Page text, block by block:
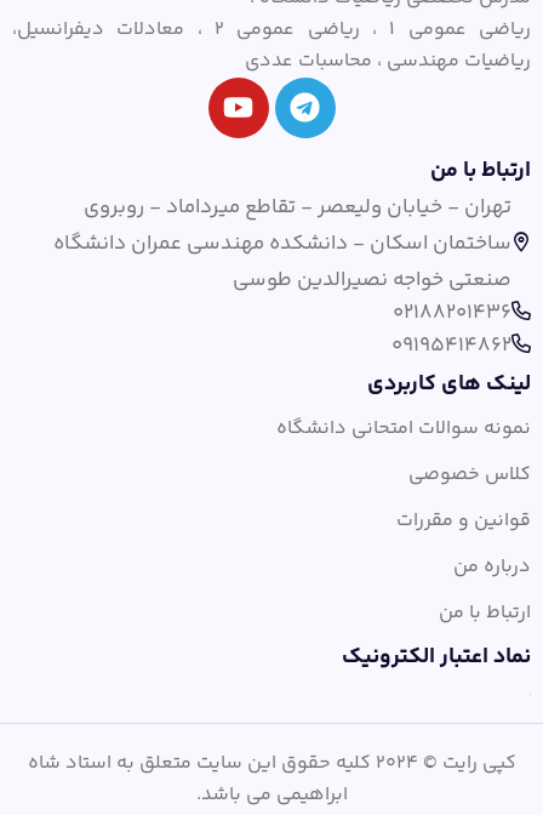
ریاضی عمومی ۱ ، ریاضی عمومی ۲ ، معادلات دیفرانسیل،
ریاضیات مهندسی ، محاسبات عددی
ارتباط با من
تهران - خیابان ولیعصر - تقاطع میرداماد - روبروی
ساختمان اسکان - دانشکده مهندسی عمران دانشگاه
صنعتی خواجه نصیرالدین طوسی
02188201436
09195414862
لینک های کاربردی
نمونه سوالات امتحانی دانشگاه
کلاس خصوصی
قوانین و مقررات
درباره من
ارتباط با من
نماد اعتبار الکترونیک
کپی رایت © 2024 کلیه حقوق این سایت متعلق به استاد شاه
ابراهیمی می باشد.